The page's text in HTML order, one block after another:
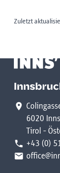
Zuletzt
6020
Tirol -
+43 (0)